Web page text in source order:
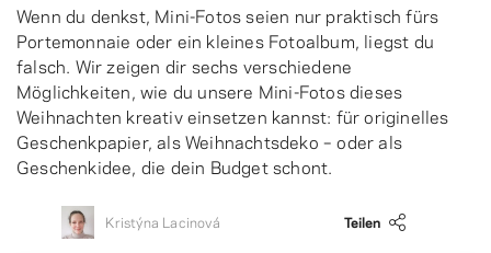
Wenn du denkst, Mini-Fotos seien nur praktisch fürs
Portemonnaie oder ein kleines Fotoalbum, liegst du
falsch. Wir zeigen dir sechs verschiedene
Möglichkeiten, wie du unsere Mini-Fotos dieses
Weihnachten kreativ einsetzen kannst: für originelles
Geschenkpapier, als Weihnachtsdeko – oder als
Geschenkidee, die dein Budget schont.
Kristýna Lacinová Teilen